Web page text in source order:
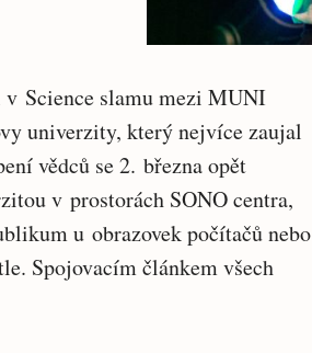
Science slamu mezi MUNI
univerzity, který nejvíce zaujal
vědců se 2. března opět
v prostorách SONO centra,
u obrazovek počítačů nebo
Spojovacím článkem všech